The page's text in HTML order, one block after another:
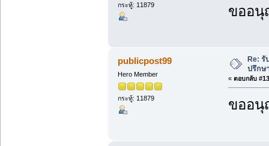
กระทู้: 11879 ขออนุ
publicpost99
Hero Member
กระทู้: 11879
Re: รั
ปรึกษ
« ตอบกลับ
ขออนุ